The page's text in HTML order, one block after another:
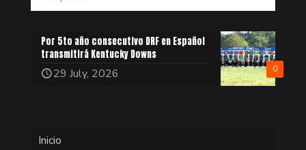
0
Por 5to año consecutivo DRF en Español
transmitirá Kentucky Downs
29 July, 2026
Inicio